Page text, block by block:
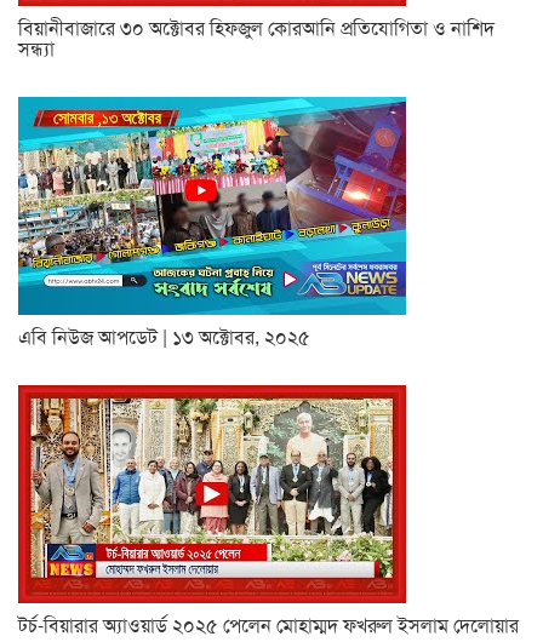
বিয়ানীবাজারে ৩০ অক্টোবর হিফজুল কোরআনি প্রতিযোগিতা ও নাশিদ
সন্ধ্যা
এবি নিউজ আপডেট | ১৩ অক্টোবর, ২০২৫
টর্চ-বিয়ারার অ্যাওয়ার্ড ২০২৫ পেলেন মোহাম্মদ ফখরুল ইসলাম দেলোয়ার